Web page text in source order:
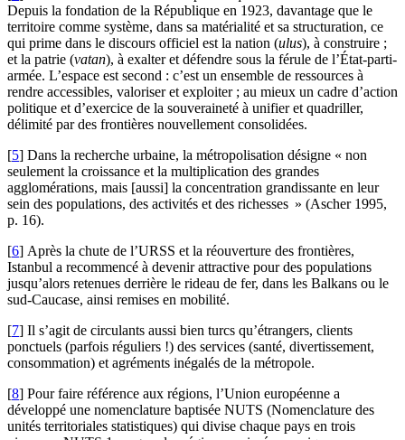
Depuis la fondation de la République en 1923, davantage que le
territoire comme système, dans sa matérialité et sa structuration, ce
qui prime dans le discours officiel est la nation (ulus), à construire ;
et la patrie (vatan), à exalter et défendre sous la férule de l’État-parti-
armée. L’espace est second : c’est un ensemble de ressources à
rendre accessibles, valoriser et exploiter ; au mieux un cadre d’action
politique et d’exercice de la souveraineté à unifier et quadriller,
délimité par des frontières nouvellement consolidées.
[5] Dans la recherche urbaine, la métropolisation désigne « non
seulement la croissance et la multiplication des grandes
agglomérations, mais [aussi] la concentration grandissante en leur
sein des populations, des activités et des richesses » (Ascher 1995,
p. 16).
[6] Après la chute de l’URSS et la réouverture des frontières,
Istanbul a recommencé à devenir attractive pour des populations
jusqu’alors retenues derrière le rideau de fer, dans les Balkans ou le
sud-Caucase, ainsi remises en mobilité.
[7] Il s’agit de circulants aussi bien turcs qu’étrangers, clients
ponctuels (parfois réguliers !) des services (santé, divertissement,
consommation) et agréments inégalés de la métropole.
[8] Pour faire référence aux régions, l’Union européenne a
développé une nomenclature baptisée NUTS (Nomenclature des
unités territoriales statistiques) qui divise chaque pays en trois